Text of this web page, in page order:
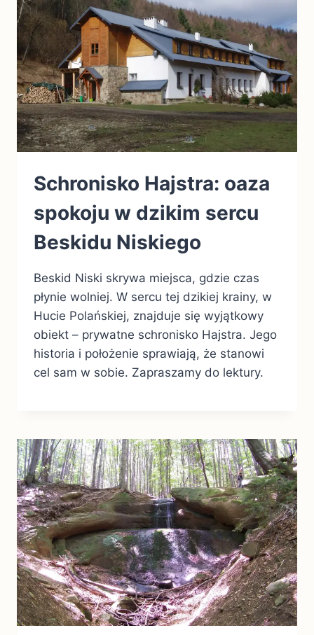
Schronisko Hajstra: oaza
spokoju w dzikim sercu
Beskidu Niskiego
Beskid Niski skrywa miejsca, gdzie czas
płynie wolniej. W sercu tej dzikiej krainy, w
Hucie Polańskiej, znajduje się wyjątkowy
obiekt – prywatne schronisko Hajstra. Jego
historia i położenie sprawiają, że stanowi
cel sam w sobie. Zapraszamy do lektury.